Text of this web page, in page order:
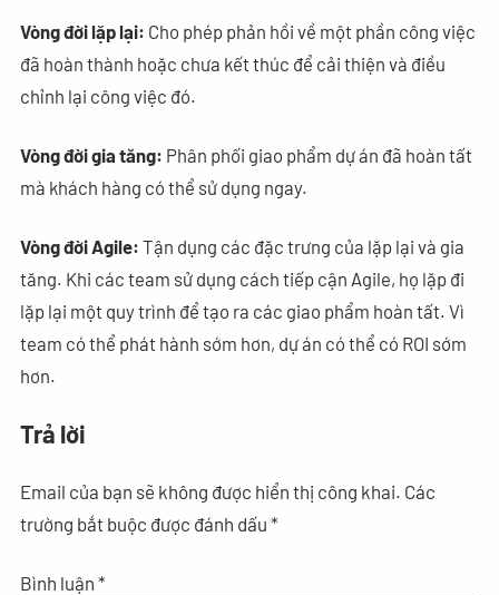
Vòng đời lặp lại: Cho phép phản hồi về một phần công việc
đã hoàn thành hoặc chưa kết thúc để cải thiện và điều
chỉnh lại công việc đó.
Vòng đời gia tăng: Phân phối giao phẩm dự án đã hoàn tất
mà khách hàng có thể sử dụng ngay.
Vòng đời Agile: Tận dụng các đặc trưng của lặp lại và gia
tăng. Khi các team sử dụng cách tiếp cận Agile, họ lặp đi
lặp lại một quy trình để tạo ra các giao phẩm hoàn tất. Vì
team có thể phát hành sớm hơn, dự án có thể có ROI sớm
hơn.
Trả lời
Email của bạn sẽ không được hiển thị công khai. Các
trường bắt buộc được đánh dấu *
Bình luận *